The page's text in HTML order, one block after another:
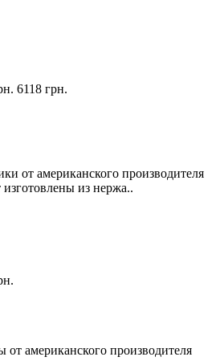
6118 грн.
от американского производителя
из нержа..
американского производителя